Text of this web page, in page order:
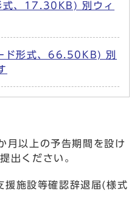
式、17.30KB) 別ウィ
ド形式、66.50KB) 別
月以上の予告期間を設け
出ください。
援施設等確認辞退届(様式